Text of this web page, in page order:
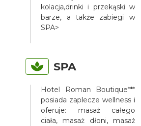
kolacja,drinki i przekąski w
barze, a także zabiegi w
SPA>
SPA
Hotel Roman Boutique***
posiada zaplecze wellness i
oferuje: masaż całego
ciała, masaż dłoni, masaż